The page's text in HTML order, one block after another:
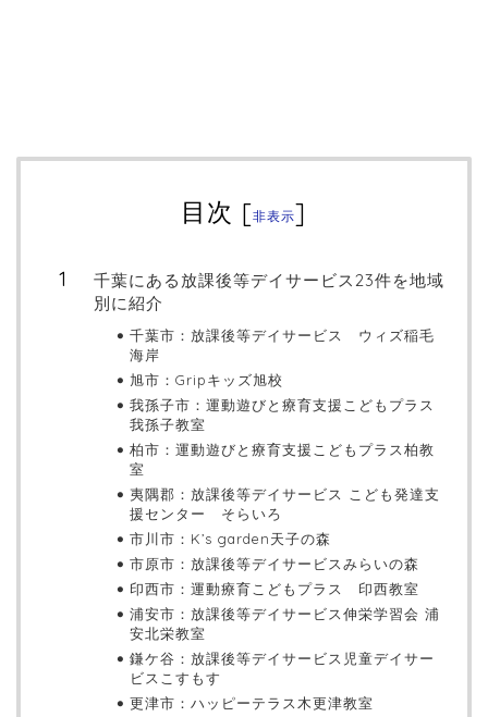
目次 [非表示]
千葉にある放課後等デイサービス23件を地域
別に紹介
千葉市：放課後等デイサービス ウィズ稲毛
海岸
旭市：Gripキッズ旭校
我孫子市：運動遊びと療育支援こどもプラス
我孫子教室
柏市：運動遊びと療育支援こどもプラス柏教
室
夷隅郡：放課後等デイサービス こども発達支
援センター そらいろ
市川市：K’s garden天子の森
市原市：放課後等デイサービスみらいの森
印西市：運動療育こどもプラス 印西教室
浦安市：放課後等デイサービス伸栄学習会 浦
安北栄教室
鎌ケ谷：放課後等デイサービス児童デイサー
ビスこすもす
更津市：ハッピーテラス木更津教室